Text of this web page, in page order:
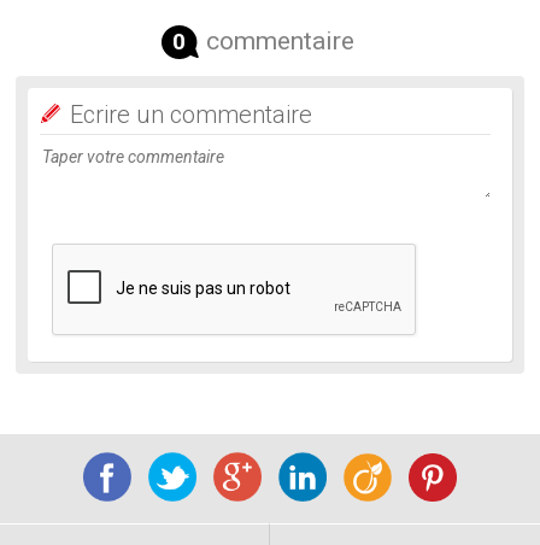
0 commentaire
Ecrire un commentaire